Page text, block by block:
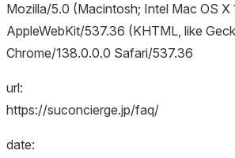
Mozilla/5.0 (Macintosh; Intel Mac OS X
AppleWebKit/537.36 (KHTML, like
Chrome/138.0.0.0 Safari/537.36
url:
https://suconcierge.jp/faq/
date: